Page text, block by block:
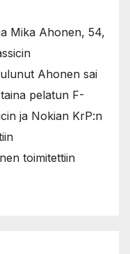
Mika Ahonen, 54,
Ahonen sai
pelatun F-
ja Nokian KrP:n
toimitettiin